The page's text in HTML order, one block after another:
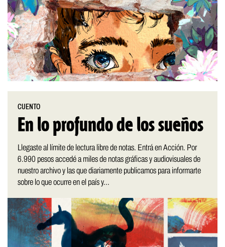
CUENTO
En lo profundo de los sueños
Llegaste al límite de lectura libre de notas. Entrá en Acción. Por
6.990 pesos accedé a miles de notas gráficas y audiovisuales de
nuestro archivo y las que diariamente publicamos para informarte
sobre lo que ocurre en el país y...